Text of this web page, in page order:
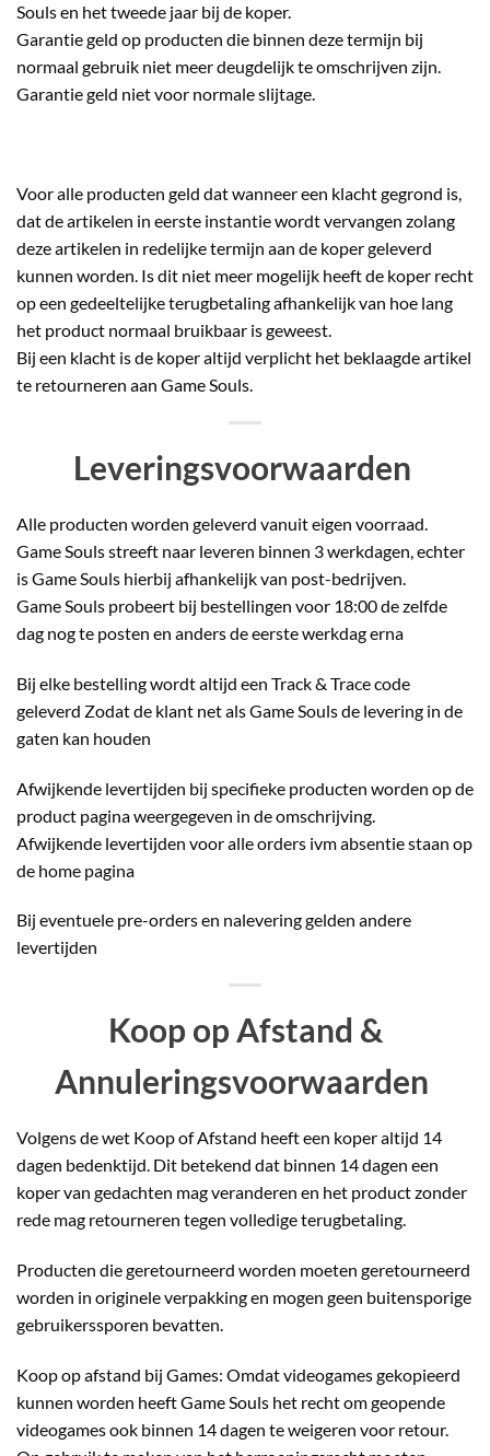
Souls en het tweede jaar bij de koper.
Garantie geld op producten die binnen deze termijn bij
normaal gebruik niet meer deugdelijk te omschrijven zijn.
Garantie geld niet voor normale slijtage.
Voor alle producten geld dat wanneer een klacht gegrond is,
dat de artikelen in eerste instantie wordt vervangen zolang
deze artikelen in redelijke termijn aan de koper geleverd
kunnen worden. Is dit niet meer mogelijk heeft de koper recht
op een gedeeltelijke terugbetaling afhankelijk van hoe lang
het product normaal bruikbaar is geweest.
Bij een klacht is de koper altijd verplicht het beklaagde artikel
te retourneren aan Game Souls.
Leveringsvoorwaarden
Alle producten worden geleverd vanuit eigen voorraad.
Game Souls streeft naar leveren binnen 3 werkdagen, echter
is Game Souls hierbij afhankelijk van post-bedrijven.
Game Souls probeert bij bestellingen voor 18:00 de zelfde
dag nog te posten en anders de eerste werkdag erna
Bij elke bestelling wordt altijd een Track & Trace code
geleverd Zodat de klant net als Game Souls de levering in de
gaten kan houden
Afwijkende levertijden bij specifieke producten worden op de
product pagina weergegeven in de omschrijving.
Afwijkende levertijden voor alle orders ivm absentie staan op
de home pagina
Bij eventuele pre-orders en nalevering gelden andere
levertijden
Koop op Afstand &
Annuleringsvoorwaarden
Volgens de wet Koop of Afstand heeft een koper altijd 14
dagen bedenktijd. Dit betekend dat binnen 14 dagen een
koper van gedachten mag veranderen en het product zonder
rede mag retourneren tegen volledige terugbetaling.
Producten die geretourneerd worden moeten geretourneerd
worden in originele verpakking en mogen geen buitensporige
gebruikerssporen bevatten.
Koop op afstand bij Games: Omdat videogames gekopieerd
kunnen worden heeft Game Souls het recht om geopende
videogames ook binnen 14 dagen te weigeren voor retour.